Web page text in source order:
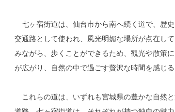
七ヶ宿街道は、仙台市から南へ続く道で、歴
交通路として使われ、風光明媚な場所が点在し
みながら、歩くことができるため、観光や散策
が広がり、自然の中で過ごす贅沢な時間を感じる
これらの道は、いずれも宮城県の豊かな自然